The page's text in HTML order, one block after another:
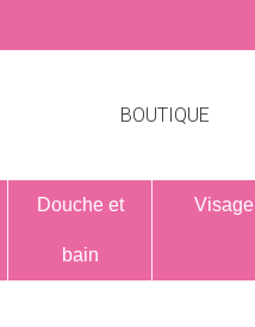
BOUTIQUE
Douche et
bain
Visage